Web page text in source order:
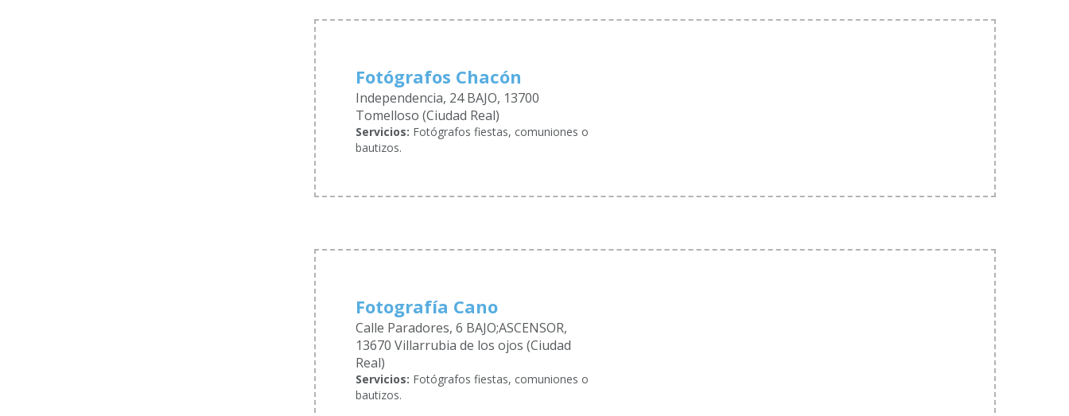
Fotógrafos Chacón
Independencia, 24 BAJO, 13700
Tomelloso (Ciudad Real)
Servicios: Fotógrafos fiestas, comuniones o
bautizos.
Fotografía Cano
Calle Paradores, 6 BAJO;ASCENSOR,
13670 Villarrubia de los ojos (Ciudad
Real)
Servicios: Fotógrafos fiestas, comuniones o
bautizos.